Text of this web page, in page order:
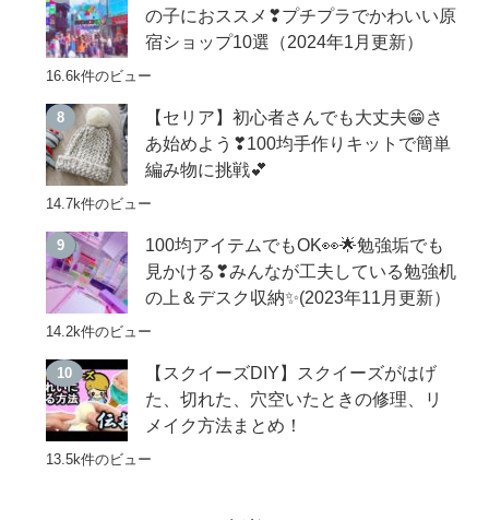
の子におススメ❣プチプラでかわいい原
宿ショップ10選（2024年1月更新）
16.6k件のビュー
【セリア】初心者さんでも大丈夫😁さ
あ始めよう❣100均手作りキットで簡単
編み物に挑戦💕
14.7k件のビュー
100均アイテムでもOK👀🌟勉強垢でも
見かける❣みんなが工夫している勉強机
の上＆デスク収納✨(2023年11月更新）
14.2k件のビュー
【スクイーズDIY】スクイーズがはげ
た、切れた、穴空いたときの修理、リ
メイク方法まとめ！
13.5k件のビュー